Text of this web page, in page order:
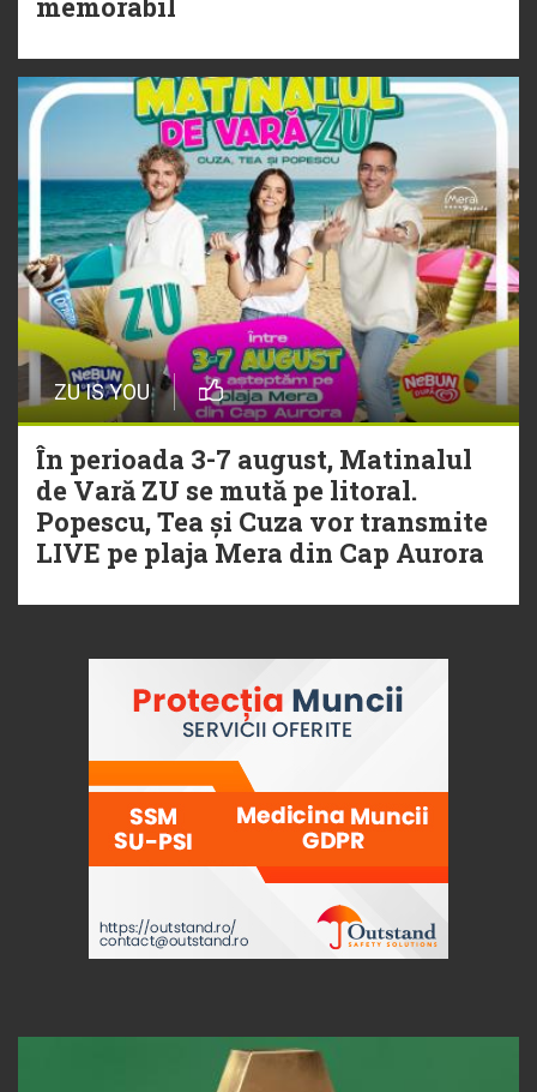
ZU IS YOU
În perioada 3-7 august, Matinalul
de Vară ZU se mută pe litoral.
Popescu, Tea și Cuza vor transmite
LIVE pe plaja Mera din Cap Aurora